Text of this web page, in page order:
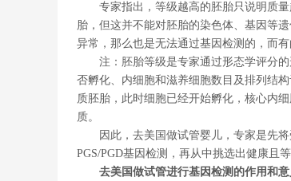
专家指出，等级越高的胚胎只说明质量
胎，但这并不能对胚胎的染色体、基因等
异常，那么也是无法通过基因检测的，而
注：胚胎等级是专家通过形态学评分的
否孵化、内细胞和滋养细胞数目及排列结
质胚胎，此时细胞已经开始孵化，核心内
质。
因此，去美国做试管婴儿，专家是先将
PGS/PGD基因检测，再从中挑选出健康且
去美国做试管进行基因检测的作用和意